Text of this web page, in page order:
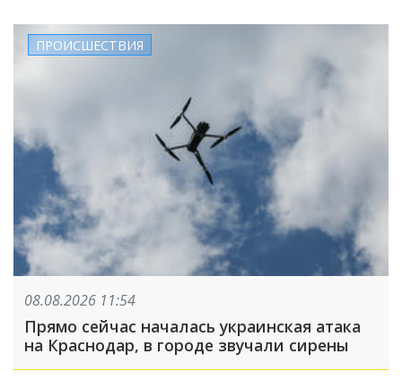
ПРОИСШЕСТВИЯ
08.08.2026 11:54
Прямо сейчас началась украинская атака
на Краснодар, в городе звучали сирены